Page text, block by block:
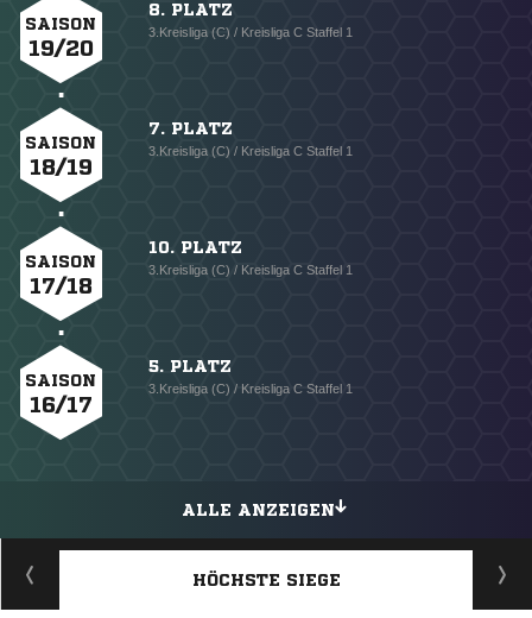
SAISON
19/20
8. PLATZ
3.Kreisliga (C) / Kreisliga C Staffel 1
SAISON
18/19
7. PLATZ
3.Kreisliga (C) / Kreisliga C Staffel 1
SAISON
17/18
10. PLATZ
3.Kreisliga (C) / Kreisliga C Staffel 1
SAISON
16/17
5. PLATZ
3.Kreisliga (C) / Kreisliga C Staffel 1
ALLE ANZEIGEN
HÖCHSTE SIEGE